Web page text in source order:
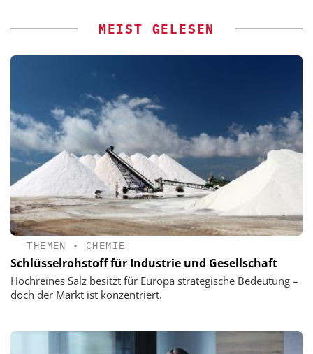
MEIST GELESEN
THEMEN • CHEMIE
Schlüsselrohstoff für Industrie und Gesellschaft
Hochreines Salz besitzt für Europa strategische Bedeutung –
doch der Markt ist konzentriert.